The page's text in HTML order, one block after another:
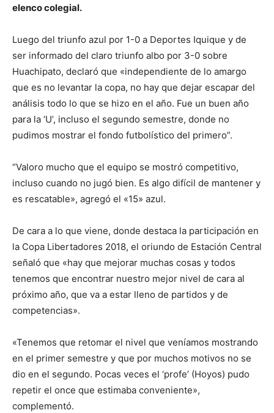
elenco colegial.
Luego del triunfo azul por 1-0 a Deportes Iquique y de
ser informado del claro triunfo albo por 3-0 sobre
Huachipato, declaró que «independiente de lo amargo
que es no levantar la copa, no hay que dejar escapar del
análisis todo lo que se hizo en el año. Fue un buen año
para la ‘U’, incluso el segundo semestre, donde no
pudimos mostrar el fondo futbolístico del primero”.
“Valoro mucho que el equipo se mostró competitivo,
incluso cuando no jugó bien. Es algo difícil de mantener y
es rescatable», agregó el «15» azul.
De cara a lo que viene, donde destaca la participación en
la Copa Libertadores 2018, el oriundo de Estación Central
señaló que «hay que mejorar muchas cosas y todos
tenemos que encontrar nuestro mejor nivel de cara al
próximo año, que va a estar lleno de partidos y de
competencias».
«Tenemos que retomar el nivel que veníamos mostrando
en el primer semestre y que por muchos motivos no se
dio en el segundo. Pocas veces el ‘profe’ (Hoyos) pudo
repetir el once que estimaba conveniente»,
complementó.